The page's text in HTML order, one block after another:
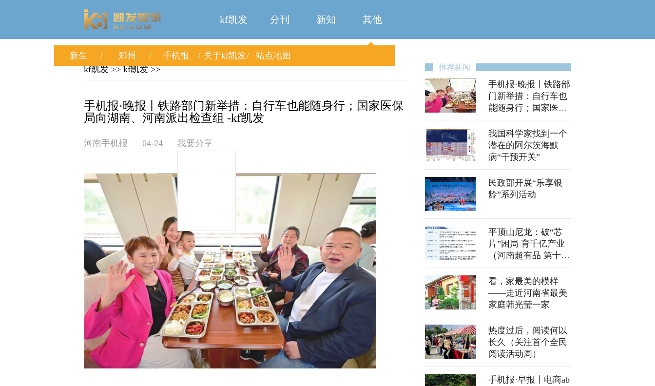
kf凯发 分刊 新知 其他
新生 郑州 手机报 关于kf凯发
站点地图
kf凯发 >> kf凯发 >>
手机报·晚报丨铁路部门新举措：自行车也能随身行；国家医保
局向湖南、河南派出检查组 -kf凯发
河南手机报 04-24 我要分享
推荐新闻
手机报·晚报丨铁路部
门新举措：自行车也
能随身行；国家医保
局向湖南、河南派出
检查组
我国科学家找到一个
潜在的阿尔茨海默
病“干预开关”
民政部开展“乐享银
龄”系列活动
平顶山尼龙：破“芯
片”困局 育千亿产业
（河南超有品 第十
个“中国品牌日”）
看，家最美的模样
——走近河南省最美
家庭韩光莹一家
热度过后，阅读何以
长久（关注首个全民
阅读活动周）
手机报·早报丨电商ab